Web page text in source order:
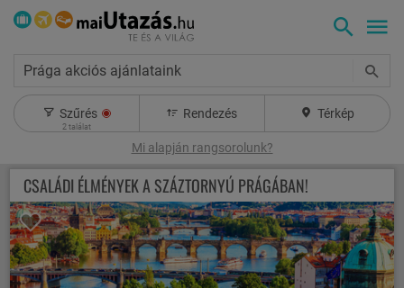
Prága akciós ajánlataink
Szűrés
2találat
Rendezés Térkép
Mi alapján rangsorolunk?
CSALÁDI ÉLMÉNYEK A SZÁZTORNYÚ PRÁGÁBAN!